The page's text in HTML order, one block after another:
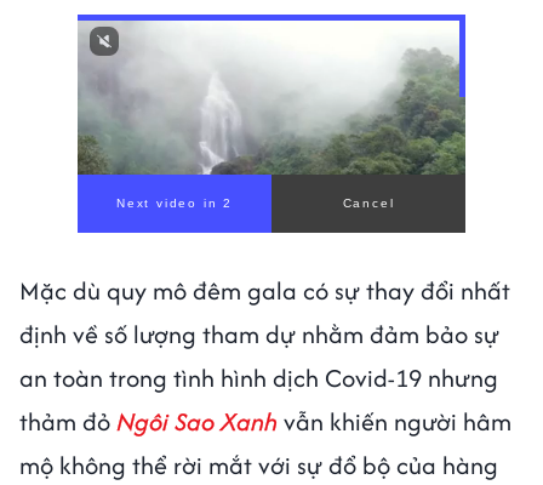
Mặc dù quy mô đêm gala có sự thay đổi nhất
định về số lượng tham dự nhằm đảm bảo sự
an toàn trong tình hình dịch Covid-19 nhưng
thảm đỏNgôi Sao Xanh vẫn khiến người hâm
mộ không thể rời mắt với sự đổ bộ của hàng